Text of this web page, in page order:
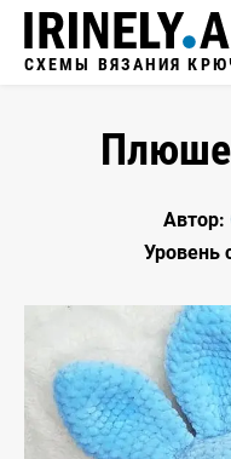
Автор:
Уровень